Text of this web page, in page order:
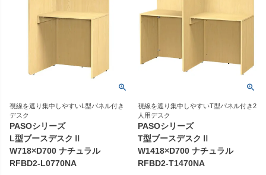
視線を遮り集中しやすいL型パネル付き
デスク
PASOシリーズ
L型ブースデスクⅡ
W718×D700 ナチュラル
RFBD2-L0770NA
視線を遮り集中しやすいT型パネル付き2
人用デスク
PASOシリーズ
T型ブースデスクⅡ
W1418×D700 ナチュラル
RFBD2-T1470NA